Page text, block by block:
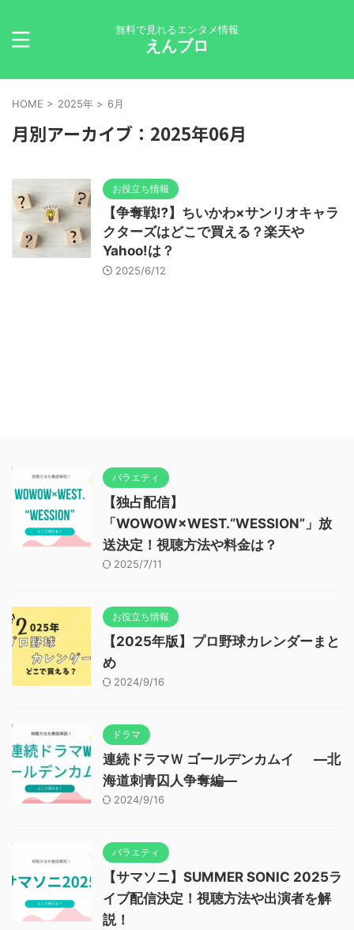
無料で見れるエンタメ情報
えんブロ
HOME > 2025年 > 6月
月別アーカイブ：2025年06月
お役立ち情報
【争奪戦⁉】ちいかわ×サンリオキャラ
クターズはどこで買える？楽天や
Yahoo!は？
2025/6/12
バラエティ
【独占配信】
「WOWOW×WEST.“WESSION”」放
送決定！視聴方法や料金は？
2025/7/11
お役立ち情報
【2025年版】プロ野球カレンダーまと
め
2024/9/16
ドラマ
連続ドラマＷ ゴールデンカムイ ―北
海道刺青囚人争奪編―
2024/9/16
バラエティ
【サマソニ】SUMMER SONIC 2025ラ
イブ配信決定！視聴方法や出演者を解
説！